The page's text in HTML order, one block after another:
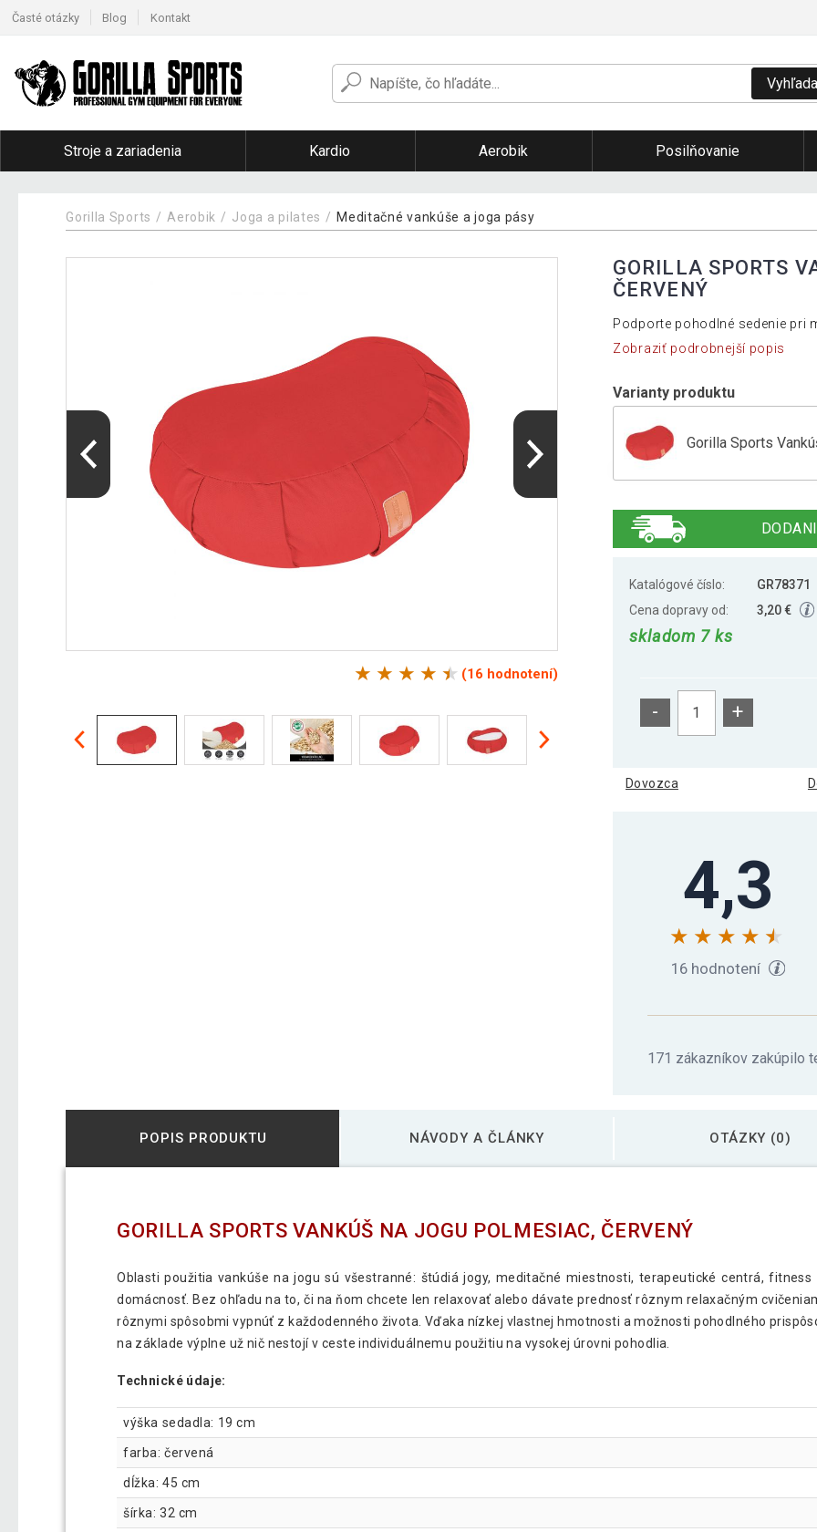
Časté otázky Blog Kontakt
Stroje a zariadenia Kardio Aerobik Posilňovanie
Gorilla Sports Aerobik Joga a pilates Meditačné vankúše a joga pásy
(16 hodnotení)
GORILLA SPORTS
ČERVENÝ
Podporte pohodlné sedenie pri
Zobraziť podrobnejší popis
Varianty produktu
Gorilla Sports
Gorilla Sports
Gorilla Sports
Gorilla Sports
Meditačný polštár
Meditačný polštár
Katalógové číslo:
GR78371
Cena dopravy od:
3,20 €
skladom 7 ks
- +
Dovozca
4,3
16 hodnotení
171 zákazníkov zakúpilo
POPIS PRODUKTU NÁVODY A ČLÁNKY OTÁZKY (0)
GORILLA SPORTS VANKÚŠ NA JOGU POLMESIAC, ČERVENÝ
Oblasti použitia vankúše na jogu sú všestranné: štúdiá jogy, meditačné miestnosti, terapeutické centrá,
domácnosť. Bez ohľadu na to, či na ňom chcete len relaxovať alebo dávate prednosť rôznym relaxačným
rôznymi spôsobmi vypnúť z každodenného života. Vďaka nízkej vlastnej hmotnosti a možnosti pohodlného
na základe výplne už nič nestojí v ceste individuálnemu použitiu na vysokej úrovni pohodlia.
Technické údaje:
výška sedadla: 19 cm
farba: červená
dĺžka: 45 cm
šírka: 32 cm